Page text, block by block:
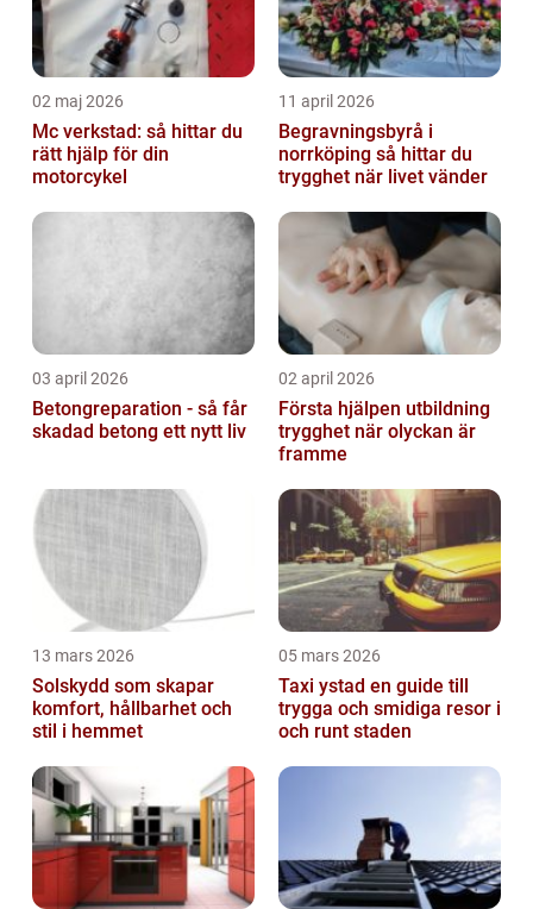
02 maj 2026
Mc verkstad: så hittar du
rätt hjälp för din
motorcykel
11 april 2026
Begravningsbyrå i
norrköping så hittar du
trygghet när livet vänder
03 april 2026
Betongreparation - så får
skadad betong ett nytt liv
02 april 2026
Första hjälpen utbildning
trygghet när olyckan är
framme
13 mars 2026
Solskydd som skapar
komfort, hållbarhet och
stil i hemmet
05 mars 2026
Taxi ystad en guide till
trygga och smidiga resor i
och runt staden